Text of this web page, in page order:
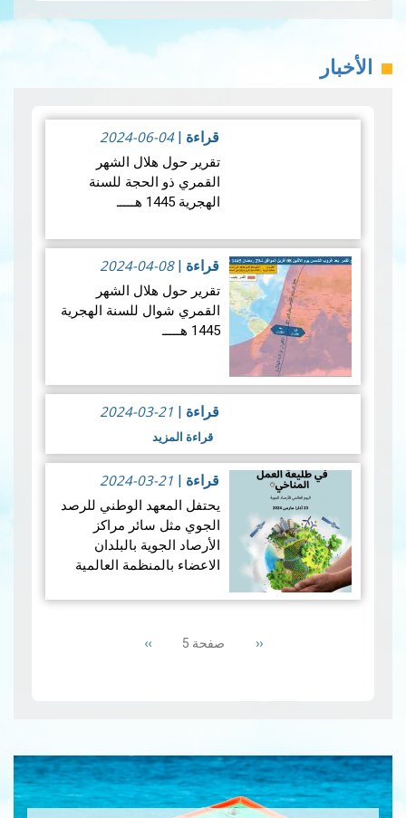
الأخبار
قراءة |
2024-06-04
تقرير حول هلال الشهر
القمري ذو الحجة للسنة
الهجرية 1445 هـــــ
1.المعطيات الفلكية الخاصة
1.1 ​1الإقتران المركزي:
الشم…قراءة المزيد
قراءة |
2024-04-08
تقرير حول هلال الشهر
القمري شوال للسنة الهجرية
1445 هـــــ
بهلال شوال لسنـة 1445
هجـري
1.1 ​1الإقتران المركزي:
ستجرى عملية رصد هلال
شهر شوال بعد غروب…قراءة
المزيد
قراءة 2024-03-21
قراءة المزيد
قراءة 2024-03-21
يحتفل المعهد الوطني للرصد
الجوي مثل سائر مراكز
الأرصاد الجوية بالبلدان
الاعضاء بالمنظمة العالمية
والعشرين من شهر مارس من
للأرصاد الج…قراءة المزيد Previous
‹‹ صفحة 5 Next
››